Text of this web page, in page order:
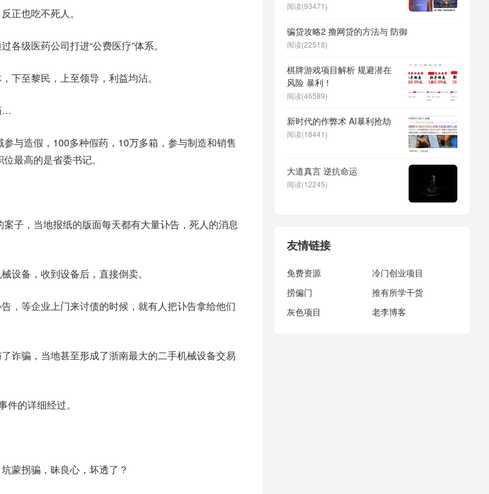
正也吃不死人。
级医药公司打进“公费医疗”体系。
下至黎民，上至领导，利益均沾。
…
与造假，100多种假药，10万多箱，参与制造和销售
最高的是省委书记。
子，当地报纸的版面每天都有大量讣告，死人的消息
设备，收到设备后，直接倒卖。
，等企业上门来讨债的时候，就有人把讣告拿给他们
诈骗，当地甚至形成了浙南最大的二手机械设备交易
件的详细经过。
蒙拐骗，昧良心，坏透了？
阅读(93471)
骗贷攻略2 撸网贷的方法与 防御
阅读(22518)
棋牌游戏项目解析 规避潜在
风险 暴利！
阅读(46589)
新时代的作弊术 AI暴利抢劫
阅读(18441)
大道真言 逆抗命运
阅读(12245)
友情链接
免费资源
冷门创业项目
捞偏门
推有所学干货
灰色项目
老李博客